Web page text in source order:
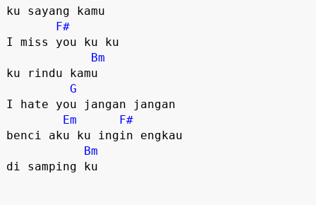
ku sayang kamu
F#
I miss you ku ku
Bm
ku rindu kamu
G
I hate you jangan jangan
Em
F#
benci aku ku ingin engkau
Bm
di samping ku